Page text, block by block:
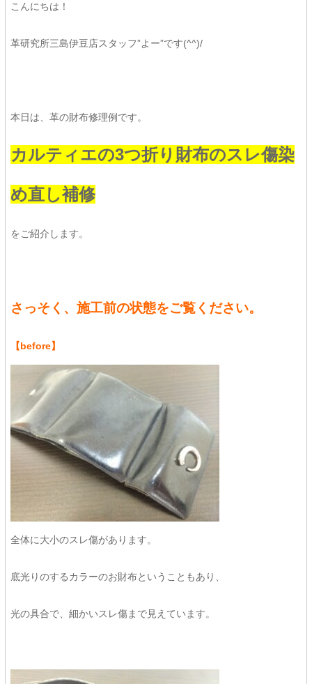
こんにちは！
革研究所三島伊豆店スタッフ”よー”です(^^)/
本日は、革の財布修理例です。
カルティエの3つ折り財布のスレ傷染
め直し補修
をご紹介します。
さっそく、施工前の状態をご覧ください。
【before】
全体に大小のスレ傷があります。
底光りのするカラーのお財布ということもあり、
光の具合で、細かいスレ傷まで見えています。